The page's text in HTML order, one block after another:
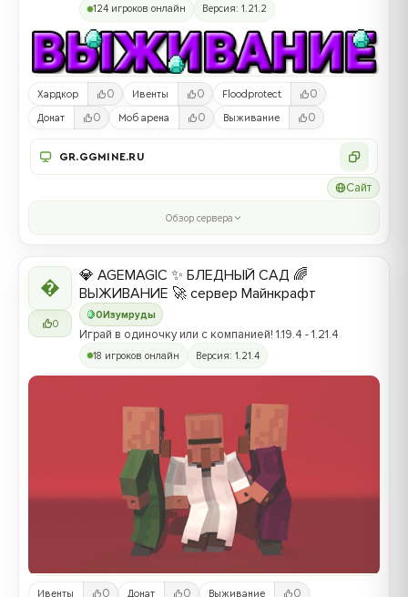
124 игроков онлайн Версия: 1.21.2
Хардкор 0 Ивенты 0 Floodprotect 0
Донат 0 Моб арена 0 Выживание 0
GR.GGMINE.RU
Сайт
Обзор сервера

0
0Изумруды
💎 AGEMAGIC ✨ БЛЕДНЫЙ САД 🌈
ВЫЖИВАНИЕ 🚀 сервер Майнкрафт
Играй в одиночку или с компанией! 1.19.4 - 1.21.4
18 игроков онлайн Версия: 1.21.4
Ивенты 0 Донат 0 Выживание 0